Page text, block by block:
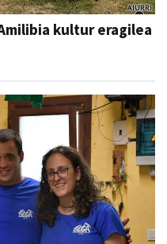
kultur eragilea